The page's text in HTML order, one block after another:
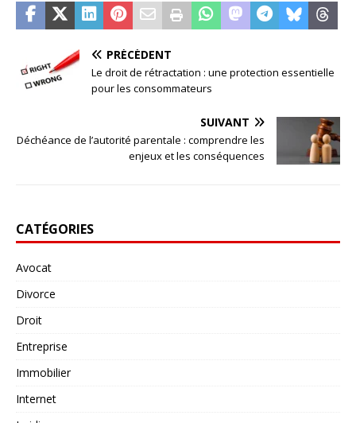
PRÉCÉDENT
Le droit de rétractation : une protection essentielle
pour les consommateurs
SUIVANT
Déchéance de l’autorité parentale : comprendre les
enjeux et les conséquences
CATÉGORIES
Avocat
Divorce
Droit
Entreprise
Immobilier
Internet